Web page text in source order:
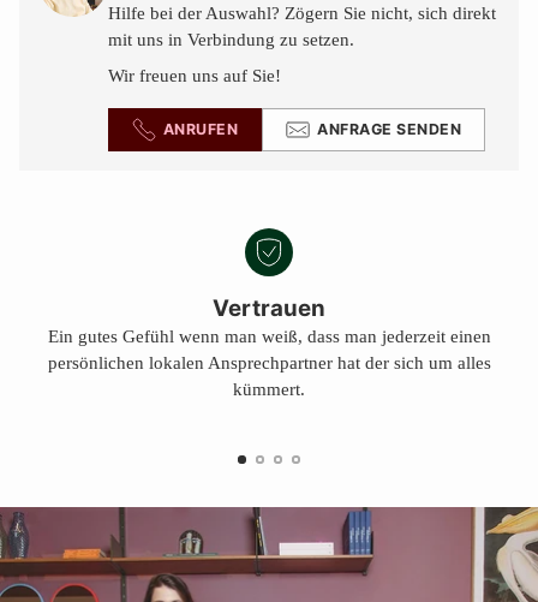
legen
Hilfe bei der Auswahl? Zögern Sie nicht, sich direkt
mit uns in Verbindung zu setzen.
Wir freuen uns auf Sie!
ANRUFEN ANFRAGE SENDEN
Vertrauen
Ein gutes Gefühl wenn man weiß, dass man jederzeit einen
persönlichen lokalen Ansprechpartner hat der sich um alles
kümmert.